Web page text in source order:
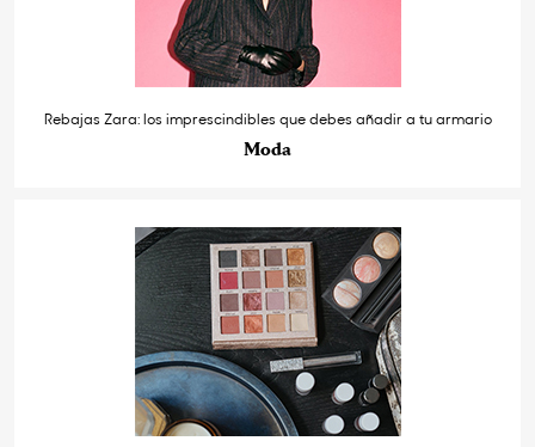
Rebajas Zara: los imprescindibles que debes añadir a tu armario
Moda